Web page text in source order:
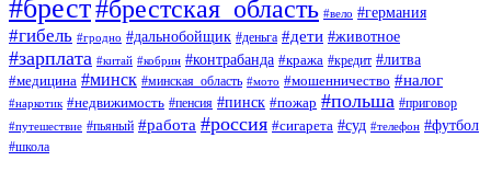
#брест#брестская_область #вело #германия
#гибель #гродно #дальнобойщик #деньга #дети #животное
#зарплата #китай #кобрин #контрабанда #кража #кредит #литва
#медицина #минск #минская_область #мото #мошенничество #налог
#наркотик #недвижимость #пенсия #пинск #пожар #польша #приговор
#путешествие #пьяный #работа #россия #сигарета #суд #телефон #футбол
#школа